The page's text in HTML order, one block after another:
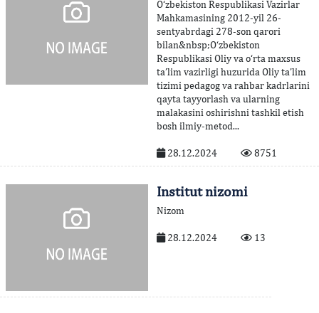
O‘zbekiston Respublikasi Vazirlar
Mahkamasining 2012-yil 26-
sentyabrdagi 278-son qarori
bilan&nbsp;O‘zbekiston
Respublikasi Oliy va o‘rta maxsus
ta’lim vazirligi huzurida Oliy ta’lim
tizimi pedagog va rahbar kadrlarini
qayta tayyorlash va ularning
malakasini oshirishni tashkil etish
bosh ilmiy-metod...
28.12.2024 8751
Institut nizomi
Nizom
28.12.2024 13